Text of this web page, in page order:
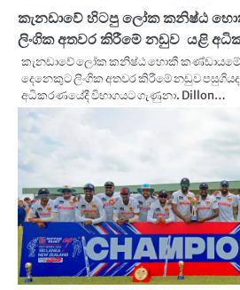
කැනඩාවේ හිටපු ලෝක කනිෂ්ඨ
ලිංගික අතවර කිරීමේ නඩුව යළි
කැනඩාවේ ලෝක කනිෂ්ඨ හොකී කණ්ඩායමේ
දෙනෙකුට ලිංගික අතවර කිරීමේ නඩුව
අධිකරණයේදී විභාගයට ගැණුනා. Dillon…